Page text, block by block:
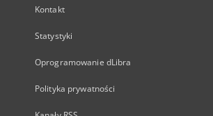
Kontakt
Statystyki
Oprogramowanie dLibra
Polityka prywatności